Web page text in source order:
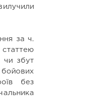
за ч.
чи збут
бойових
без